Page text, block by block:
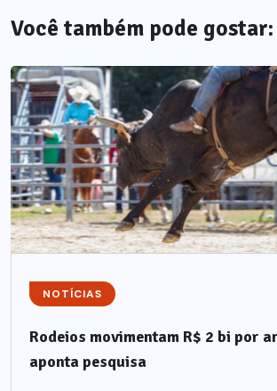
Você também pode gostar:
NOTÍCIAS
Rodeios movimentam R$ 2 bi por
aponta pesquisa